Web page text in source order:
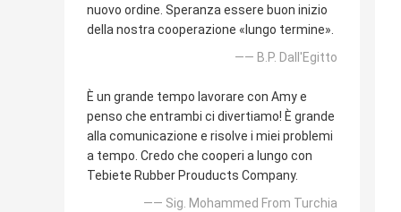
nuovo ordine. Speranza essere buon inizio
della nostra cooperazione «lungo termine».
—— B.P. Dall'Egitto
È un grande tempo lavorare con Amy e
penso che entrambi ci divertiamo! È grande
alla comunicazione e risolve i miei problemi
a tempo. Credo che cooperi a lungo con
Tebiete Rubber Prouducts Company.
—— Sig. Mohammed From Turchia